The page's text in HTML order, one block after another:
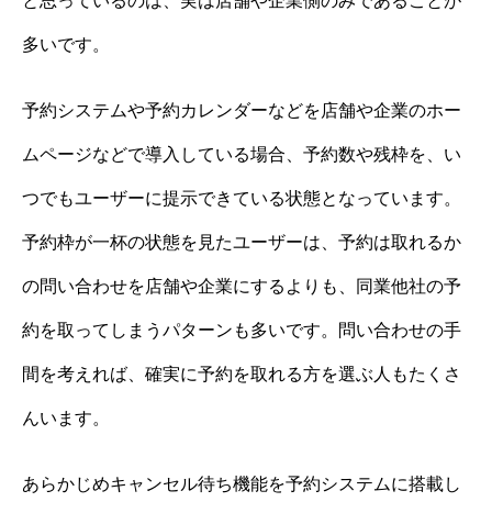
多いです。
予約システムや予約カレンダーなどを店舗や企業のホー
ムページなどで導入している場合、予約数や残枠を、い
つでもユーザーに提示できている状態となっています。
予約枠が一杯の状態を見たユーザーは、予約は取れるか
の問い合わせを店舗や企業にするよりも、同業他社の予
約を取ってしまうパターンも多いです。問い合わせの手
間を考えれば、確実に予約を取れる方を選ぶ人もたくさ
んいます。
あらかじめキャンセル待ち機能を予約システムに搭載し